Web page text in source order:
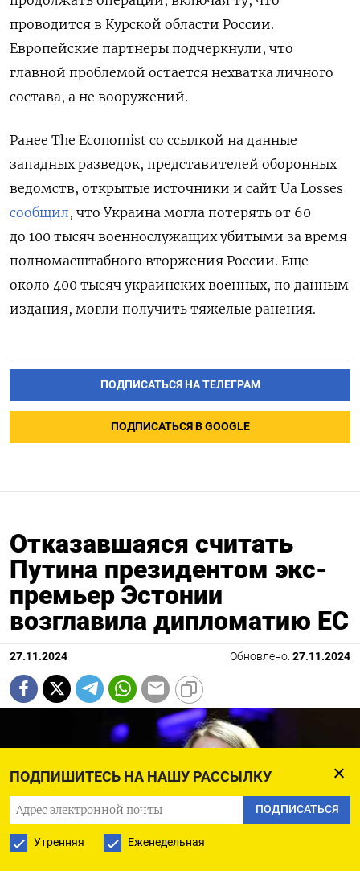
ПОДПИШИТЕСЬ НА НАШУ РАССЫЛКУ
ПОДПИСАТЬСЯ
Утренняя Еженедельная
проводится в Курской области России.
Европейские партнеры подчеркнули, что
главной проблемой остается нехватка личного
состава, а не вооружений.
Ранее The Economist со ссылкой на данные
западных разведок, представителей оборонных
ведомств, открытые источники и сайт Ua Losses
сообщил, что Украина могла потерять от 60
до 100 тысяч военнослужащих убитыми за время
полномасштабного вторжения России. Еще
около 400 тысяч украинских военных, по данным
издания, могли получить тяжелые ранения.
ПОДПИСАТЬСЯ НА ТЕЛЕГРАМ
ПОДПИСАТЬСЯ В GOOGLE
Отказавшаяся считать
Путина президентом экс-
премьер Эстонии
возглавила дипломатию ЕС
27.11.2024 Обновлено: 27.11.2024